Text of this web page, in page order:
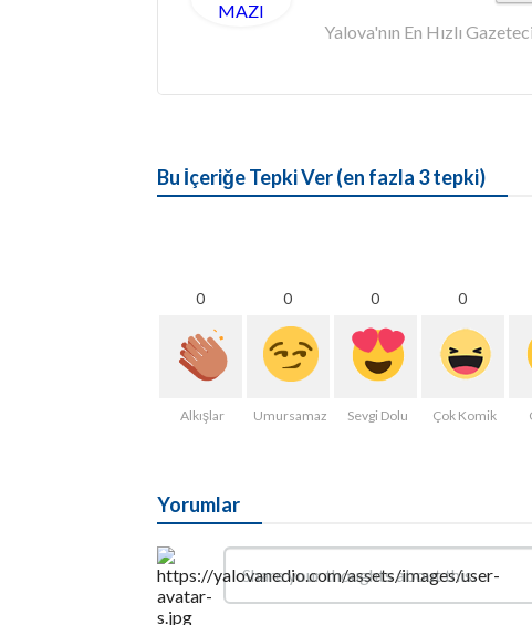
Yalova'nın En Hızlı
Bu İçeriğe Tepki Ver (en fazla 3 tepki)
0
Alkışlar
0
Umursamaz
0
Sevgi Dolu
0
Çok Komik
Yorumlar